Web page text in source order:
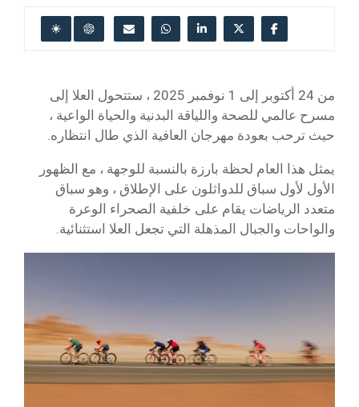
من 24 أكتوبر إلى 1 نوفمبر 2025 ، ستتحول العلا إلى
مسرح عالمي للصحة واللياقة البدنية والحياة الواعية ،
حيث ترحب بعودة مهرجان العافية الذي طال انتظاره.
يمثل هذا العام لحظة بارزة بالنسبة للوجهة ، مع الظهور
الأول لأول سباق للدواثلون على الإطلاق ، وهو سباق
متعدد الرياضات يقام على خلفية الصحراء الوعرة
والواحات والجبال المذهلة التي تجعل العلا استثنائية.